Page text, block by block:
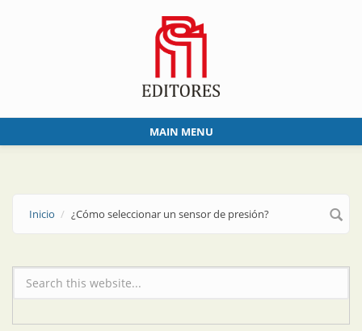
MAIN MENU
Inicio ¿Cómo seleccionar un sensor de presión?
Formulario de búsqueda